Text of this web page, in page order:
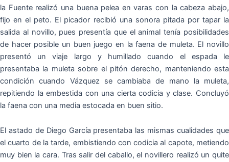
la Fuente realizó una buena pelea en varas con la cabeza abajo,
fijo en el peto. El picador recibió una sonora pitada por tapar la
salida al novillo, pues presentía que el animal tenía posibilidades
de hacer posible un buen juego en la faena de muleta. El novillo
presentó un viaje largo y humillado cuando el espada le
presentaba la muleta sobre el pitón derecho, manteniendo esta
condición cuando Vázquez se cambiaba de mano la muleta,
repitiendo la embestida con una cierta codicia y clase. Concluyó
la faena con una media estocada en buen sitio.
El astado de Diego García presentaba las mismas cualidades que
el cuarto de la tarde, embistiendo con codicia al capote, metiendo
muy bien la cara. Tras salir del caballo, el novillero realizó un quite